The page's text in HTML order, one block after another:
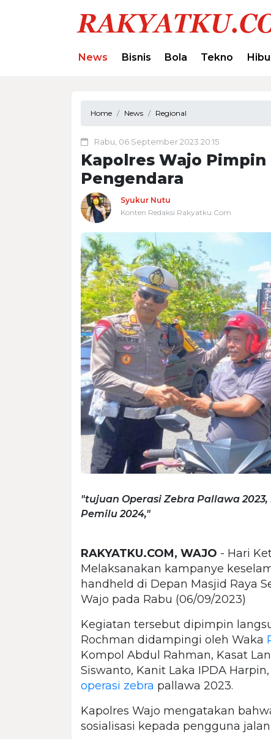
News Bisnis Bola Tekno
Home News Regional
Rabu, 06 September 2023 20:15
Kapolres Wajo
Pengendara
Syukur Nutu
Konten Redaksi Rakyatku.Com
"tujuan Operasi Zebra Pallawa
Pemilu 2024,"
RAKYATKU.COM, WAJO - Hari
Melaksanakan kampanye
handheld di Depan Masjid Raya
Wajo pada Rabu (06/09/2023)
Kegiatan tersebut dipimpin
Rochman didampingi oleh Waka
Kompol Abdul Rahman, Kasat
Siswanto, Kanit Laka IPDA
operasi zebra pallawa 2023.
Kapolres Wajo mengatakan
sosialisasi kepada pengguna